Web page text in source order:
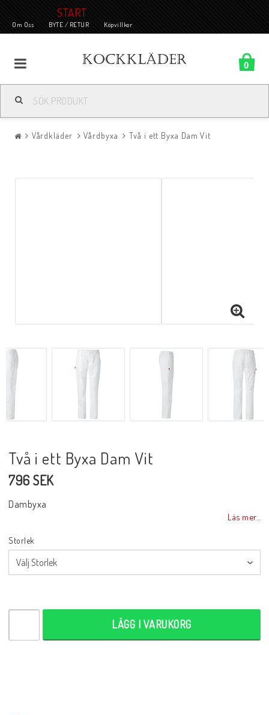
START
Om Oss BYTE / RETUR Köpvillkor
0
Vårdkläder Vårdbyxa Två i ett Byxa Dam Vit
Två i ett Byxa Dam Vit
796 SEK
Dambyxa
Läs mer...
Storlek
LÄGG I VARUKORG